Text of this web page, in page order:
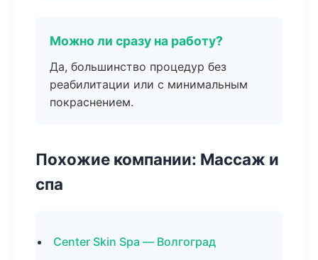
Можно ли сразу на работу?
Да, большинство процедур без
реабилитации или с минимальным
покраснением.
Похожие компании: Массаж и
спа
Center Skin Spa — Волгоград